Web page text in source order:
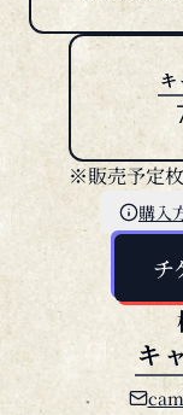
※販売予定
購入
チ